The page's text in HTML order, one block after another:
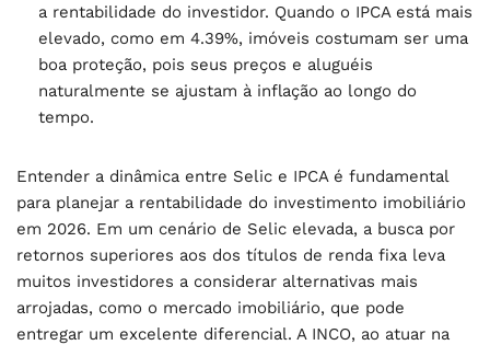
a rentabilidade do investidor. Quando o IPCA está mais
elevado, como em 4.39%, imóveis costumam ser uma
boa proteção, pois seus preços e aluguéis
naturalmente se ajustam à inflação ao longo do
tempo.
Entender a dinâmica entre Selic e IPCA é fundamental
para planejar a rentabilidade do investimento imobiliário
em 2026. Em um cenário de Selic elevada, a busca por
retornos superiores aos dos títulos de renda fixa leva
muitos investidores a considerar alternativas mais
arrojadas, como o mercado imobiliário, que pode
entregar um excelente diferencial. A INCO, ao atuar na